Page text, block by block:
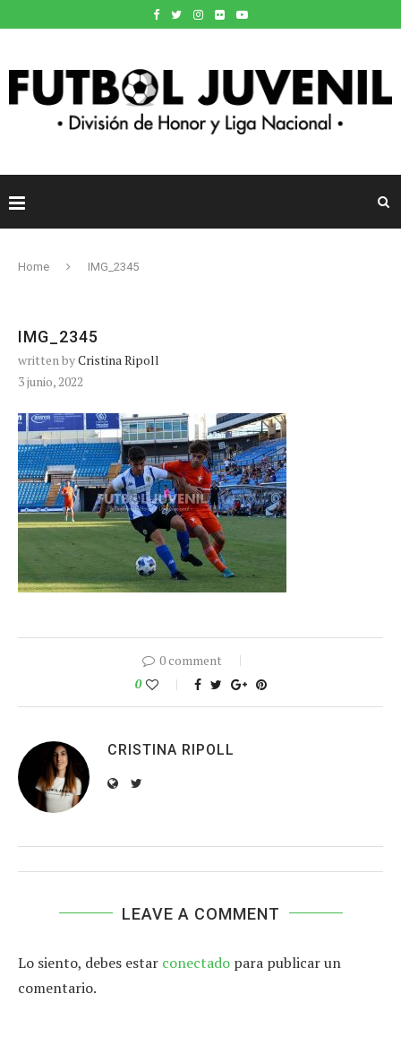
Home IMG_2345
IMG_2345
written byCristina Ripoll
3 junio, 2022
0 comment
0
CRISTINA RIPOLL
LEAVE A COMMENT
Lo siento, debes estar conectado para publicar un
comentario.